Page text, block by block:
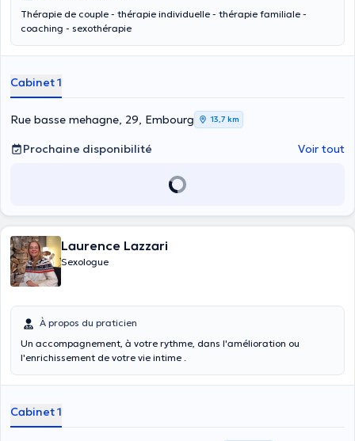
Thérapie de couple - thérapie individuelle - thérapie familiale -
coaching - sexothérapie
Cabinet 1
Rue basse mehagne, 29, Embourg 13,7 km
Prochaine disponibilité Voir tout
Laurence Lazzari
Sexologue
À propos du praticien
Un accompagnement, à votre rythme, dans l'amélioration ou
l'enrichissement de votre vie intime .
Cabinet 1